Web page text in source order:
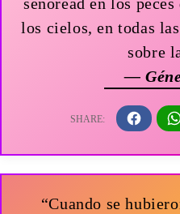
señoread en los
los cielos, en todas
sobre
—
“Cuando se